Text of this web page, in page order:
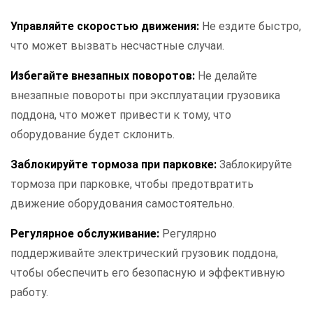
Управляйте скоростью движения: Не ездите быстро,
что может вызвать несчастные случаи.
Избегайте внезапных поворотов: Не делайте
внезапные повороты при эксплуатации грузовика
поддона, что может привести к тому, что
оборудование будет склонить.
Заблокируйте тормоза при парковке: Заблокируйте
тормоза при парковке, чтобы предотвратить
движение оборудования самостоятельно.
Регулярное обслуживание: Регулярно
поддерживайте электрический грузовик поддона,
чтобы обеспечить его безопасную и эффективную
работу.